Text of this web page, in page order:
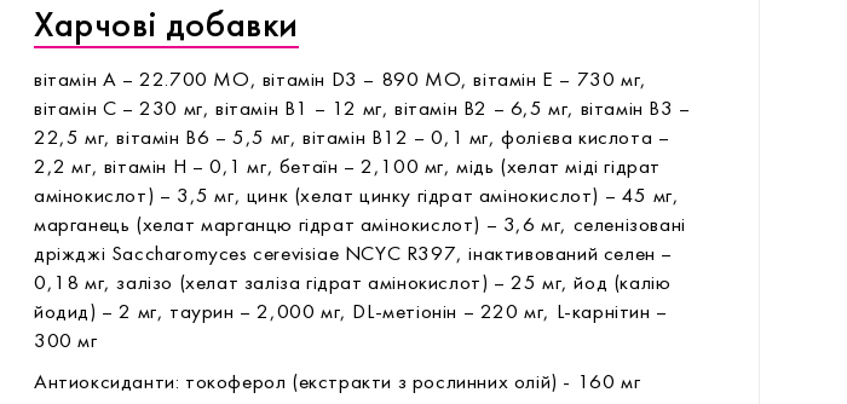
Харчові добавки
вітамін А – 22.700 МО, вітамін D3 – 890 МО, вітамін Е – 730 мг,
вітамін С – 230 мг, вітамін В1 – 12 мг, вітамін В2 – 6,5 мг, вітамін В3 –
22,5 мг, вітамін В6 – 5,5 мг, вітамін В12 – 0,1 мг, фолієва кислота –
2,2 мг, вітамін Н – 0,1 мг, бетаїн – 2,100 мг, мідь (хелат міді гідрат
амінокислот) – 3,5 мг, цинк (хелат цинку гідрат амінокислот) – 45 мг,
марганець (хелат марганцю гідрат амінокислот) – 3,6 мг, селенізовані
дріжджі Saccharomyces cerevisiae NCYC R397, інактивований селен –
0,18 мг, залізо (хелат заліза гідрат амінокислот) – 25 мг, йод (калію
йодид) – 2 мг, таурин – 2,000 мг, DL-метіонін – 220 мг, L-карнітин –
300 мг
Антиоксиданти: токоферол (екстракти з рослинних олій) - 160 мг